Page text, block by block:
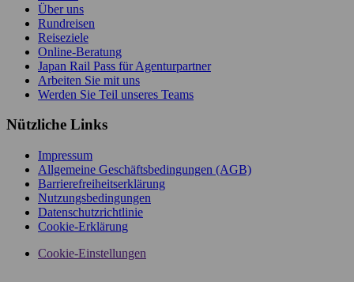
Über uns
Rundreisen
Reiseziele
Online-Beratung
Japan Rail Pass für Agenturpartner
Arbeiten Sie mit uns
Werden Sie Teil unseres Teams
Nützliche Links
Impressum
Allgemeine Geschäftsbedingungen (AGB)
Barrierefreiheitserklärung
Nutzungsbedingungen
Datenschutzrichtlinie
Cookie-Erklärung
Cookie-Einstellungen